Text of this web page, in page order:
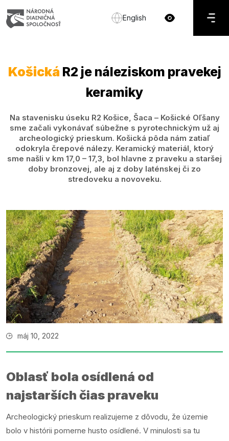
English
Košická R2 je náleziskom pravekej
keramiky
Na stavenisku úseku R2 Košice, Šaca – Košické Oľšany
sme začali vykonávať súbežne s pyrotechnickým už aj
archeologický prieskum. Košická pôda nám zatiaľ
odokryla črepové nálezy. Keramický materiál, ktorý
sme našli v km 17,0 – 17,3, bol hlavne z praveku a staršej
doby bronzovej, ale aj z doby laténskej či zo
stredoveku a novoveku.
máj 10, 2022
Oblasť bola osídlená od
najstarších čias praveku
Archeologický prieskum realizujeme z dôvodu, že územie
bolo v histórii pomerne husto osídlené. V minulosti sa tu